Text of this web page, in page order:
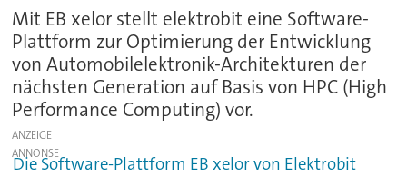
Mit EB xelor stellt elektrobit eine Software-
Plattform zur Optimierung der Entwicklung
von Automobilelektronik-Architekturen der
nächsten Generation auf Basis von HPC (High
Performance Computing) vor.
ANZEIGE
Die Software-Plattform EB xelor von Elektrobit